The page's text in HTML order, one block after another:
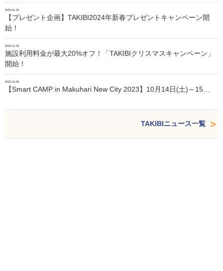
2024.01.24
【プレゼント企画】TAKIBI2024年新春プレゼントキャンペーン開
始！
2023.11.30
施設利用料金が最大20%オフ！「TAKIBIクリスマスキャンペーン」
開始！
2023.10.05
【Smart CAMP in Makuhari New City 2023】10月14日(土)～15…
TAKIBIニュース一覧